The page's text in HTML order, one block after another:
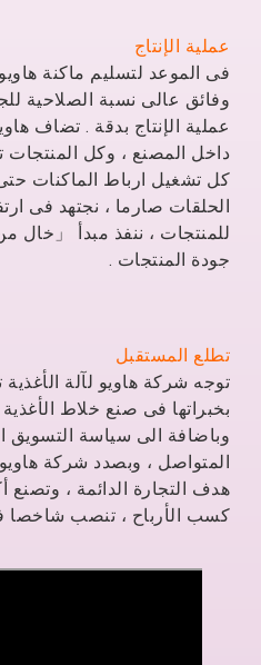
عملية الإنتاج
فى الموعد لتسليم ماكنة
وفائق عالى نسبة الصلاحية
عملية الإنتاج بدقة . تضاف
داخل المصنع ، وكل المنتجات
كل تشغيل ارباط الماكنات
الحلقات صارما ، نجتهد فى
للمنتجات ، ننفذ مبدأ 「
جودة المنتجات .
تطلع المستقبل
توجه شركة هاويو لآلة
بخبراتها فى صنع خلاط الأغذية
وباضافة الى سياسة التسويق
المتواصل ، وبصدد شركة
هدف التجارة الدائمة ، وتصنع
كسب الأرباح ، تنصب شاخصا